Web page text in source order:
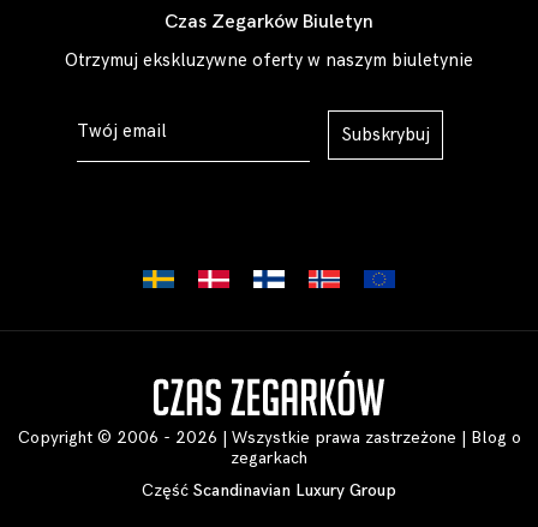
Czas Zegarków Biuletyn
Otrzymuj ekskluzywne oferty w naszym biuletynie
Subskrybuj
Copyright © 2006 - 2026 | Wszystkie prawa zastrzeżone | Blog o
zegarkach
Część Scandinavian Luxury Group